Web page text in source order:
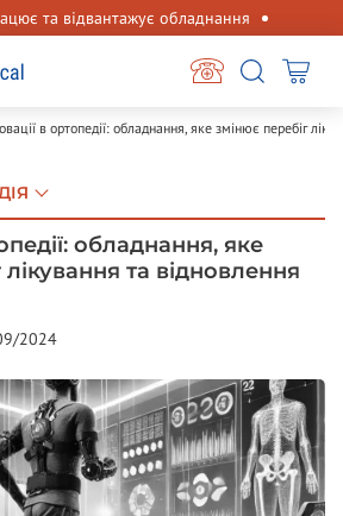
та відвантажує обладнання
в ортопедії: обладнання, яке змінює перебіг
обладнання, яке
та відновлення
2024